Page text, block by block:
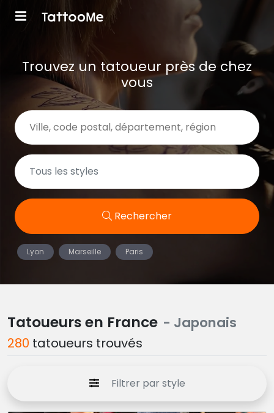
Trouvez un tatoueur près de chez
vous
Rechercher
Lyon Marseille Paris
Tatoueurs en France - Japonais
280 tatoueurs trouvés
Filtrer par style